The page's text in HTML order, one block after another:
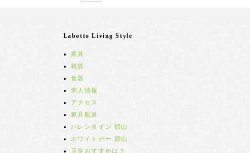
Labotto Living Style
家具
雑貨
食器
求人情報
アクセス
家具配送
バレンタイン 郡山
ホワイトデー 郡山
店長おすすめは？